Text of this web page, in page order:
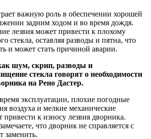
важную роль в обеспечении хорошей
задним ходом и во время дождя.
лезвия может привести к плохому
стекла, оставляя разводы и пятна, что
и может стать причиной аварии.
шум, скрип, разводы и
стекла говорят о необходимости
на Рено Дастер.
эксплуатации, плохие погодные
воздуха и мелкие механические
к износу лезвия дворника.
что дворник не справляется с
заменить.